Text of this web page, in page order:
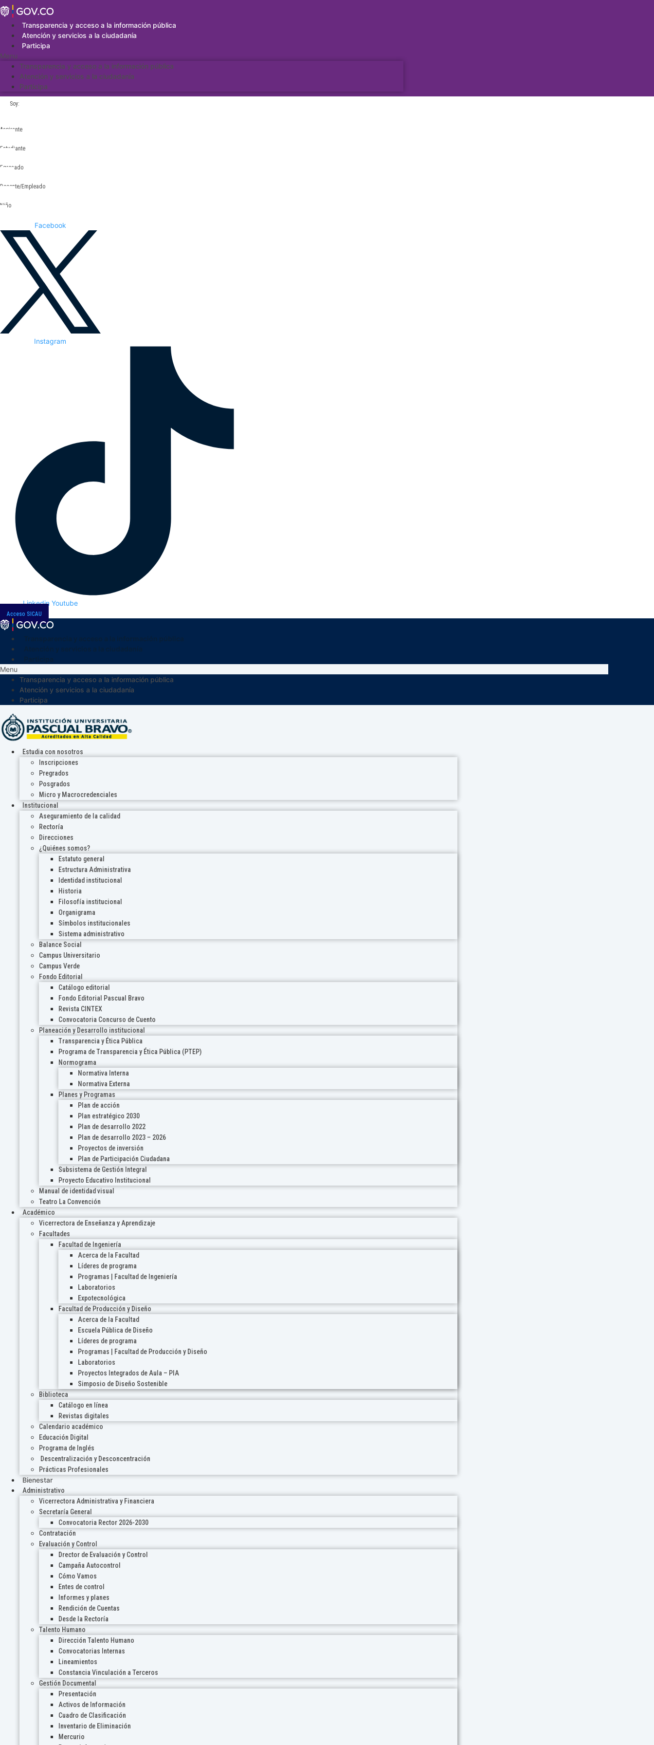
Saltar
al
contenidoTransparencia y acceso a la información pública
Atención y servicios a la ciudadanía
Participa
Menu
Transparencia y acceso a la información pública
Atención y servicios a la ciudadanía
Participa
Soy:
Aspirante
Estudiante
Egresado
Docente/Empleado
Niño
Facebook
Instagram
Linkedin Youtube
Acceso SICAU
Menu
Transparencia y acceso a la información pública
Atención y servicios a la ciudadanía
Participa
Estudia con nosotros
Inscripciones
Pregrados
Posgrados
Micro y Macrocredenciales
Institucional
Aseguramiento de la calidad
Rectoría
Direcciones
¿Quiénes somos?
Estatuto general
Estructura Administrativa
Identidad institucional
Historia
Filosofía institucional
Organigrama
Símbolos institucionales
Sistema administrativo
Balance Social
Campus Universitario
Campus Verde
Fondo Editorial
Catálogo editorial
Fondo Editorial Pascual Bravo
Revista CINTEX
Convocatoria Concurso de Cuento
Planeación y Desarrollo institucional
Transparencia y Ética Pública
Programa de Transparencia y Ética Pública (PTEP)
Normograma
Normativa Interna
Normativa Externa
Planes y Programas
Plan de acción
Plan estratégico 2030
Plan de desarrollo 2022
Plan de desarrollo 2023 – 2026
Proyectos de inversión
Plan de Participación Ciudadana
Subsistema de Gestión Integral
Proyecto Educativo Institucional
Manual de identidad visual
Teatro La Convención
Académico
Vicerrectora de Enseñanza y Aprendizaje
Facultades
Facultad de Ingeniería
Acerca de la Facultad
Líderes de programa
Programas | Facultad de Ingeniería
Laboratorios
Expotecnológica
Facultad de Producción y Diseño
Acerca de la Facultad
Escuela Pública de Diseño
Líderes de programa
Programas | Facultad de Producción y Diseño
Laboratorios
Proyectos Integrados de Aula – PIA
Simposio de Diseño Sostenible
Biblioteca
Catálogo en línea
Revistas digitales
Calendario académico
Educación Digital
Programa de Inglés
Descentralización y Desconcentración
Prácticas Profesionales
Bienestar
Administrativo
Vicerrectora Administrativa y Financiera
Secretaría General
Convocatoria Rector 2026-2030
Contratación
Evaluación y Control
Drector de Evaluación y Control
Campaña Autocontrol
Cómo Vamos
Entes de control
Informes y planes
Rendición de Cuentas
Desde la Rectoría
Talento Humano
Dirección Talento Humano
Convocatorias Internas
Lineamientos
Constancia Vinculación a Terceros
Gestión Documental
Presentación
Activos de Información
Cuadro de Clasificación
Inventario de Eliminación
Mercurio